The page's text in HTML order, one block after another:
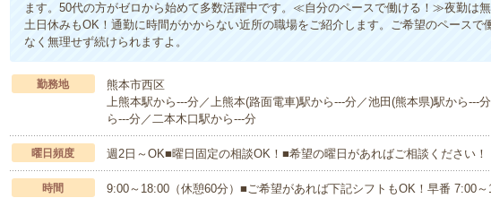
ます。50代の方がゼロから始めて多数活躍中です。≪自分のペースで働ける！≫夜勤は
土日休みもOK！通勤に時間がかからない近所の職場をご紹介します。ご希望のペースで
なく無理せず続けられますよ。
勤務地
熊本市西区
上熊本駅から---分／上熊本(路面電車)駅から---分／池田(熊本県)駅から---
ら---分／二本木口駅から---分
曜日頻度 週2日～OK■曜日固定の相談OK！■希望の曜日があればご相談ください！
時間
9:00～18:00（休憩60分）■ご希望があれば下記シフトもOK！早番 7:00